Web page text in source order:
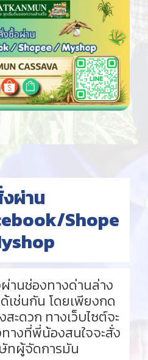
ผ่าน
Shope
านช่องทางด่านล่าง
เช่นกัน โดยเพียงกด
ะดวก ทางเว็บไซต์จะ
างที่พี่น้องสนใจจะสั่ง
ทผู้จัดการมัน